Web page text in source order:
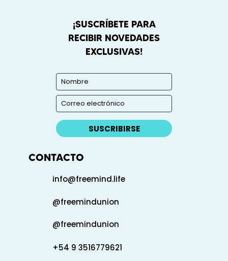
¡SUSCRÍBETE PARA
RECIBIR NOVEDADES
EXCLUSIVAS!
SUSCRIBIRSE
CONTACTO
info@freemind.life
@freemindunion
@freemindunion
+54 9 3516779621